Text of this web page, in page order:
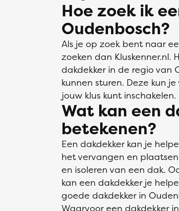
Hoe zoek ik
Oudenbosch?
Als je op zoek bent naar
zoeken dan
dakdekker in de regio van
kunnen sturen. Deze kun
jouw klus kunt inschakelen.
Wat kan een
betekenen?
Een dakdekker kan je
het vervangen en
en isoleren van een dak.
kan een dakdekker je
goede dakdekker in
Waarvoor een dakdekker